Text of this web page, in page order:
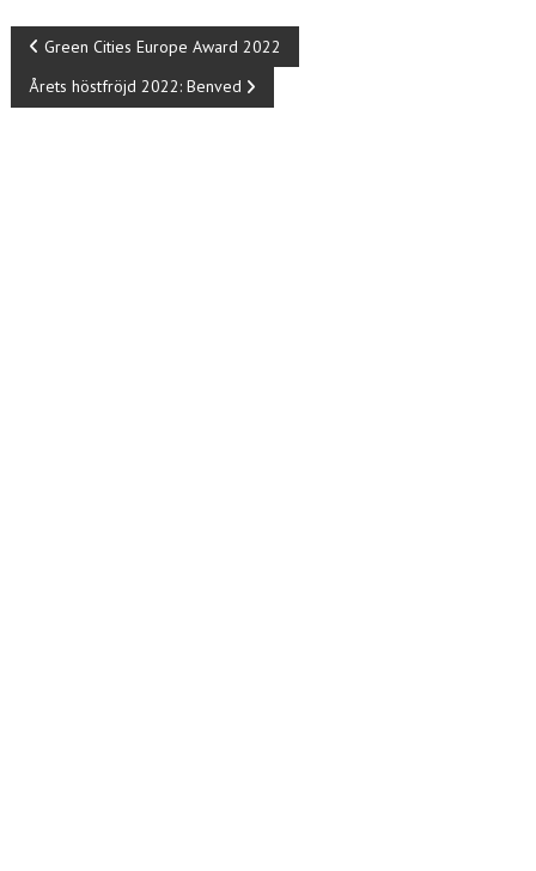
o
k
n
n
Green Cities Europe Award 2022
Årets höstfröjd 2022: Benved